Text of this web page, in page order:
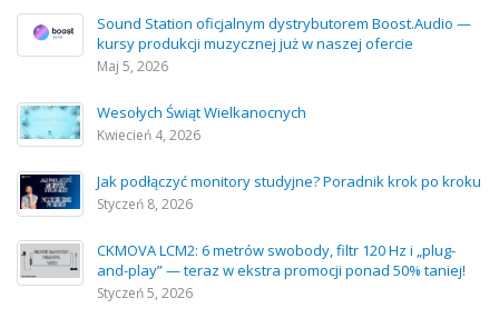
Sound Station oficjalnym dystrybutorem Boost.Audio —
kursy produkcji muzycznej już w naszej ofercie
Maj 5, 2026
Wesołych Świąt Wielkanocnych
Kwiecień 4, 2026
Jak podłączyć monitory studyjne? Poradnik krok po kroku
Styczeń 8, 2026
CKMOVA LCM2: 6 metrów swobody, filtr 120 Hz i „plug-
and-play” — teraz w ekstra promocji ponad 50% taniej!
Styczeń 5, 2026